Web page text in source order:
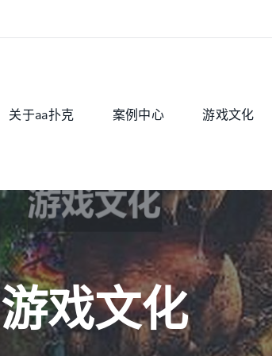
关于aa扑克 案例中心 游戏文化
游戏文化